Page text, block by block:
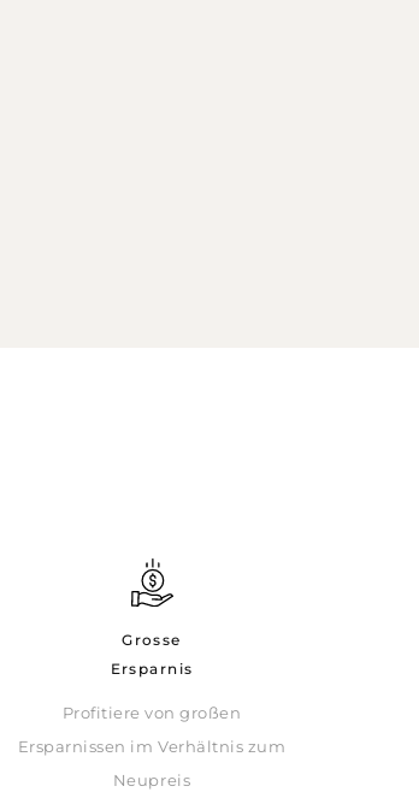
Grosse
Ersparnis
Profitiere von großen
Ersparnissen im Verhältnis zum
Neupreis